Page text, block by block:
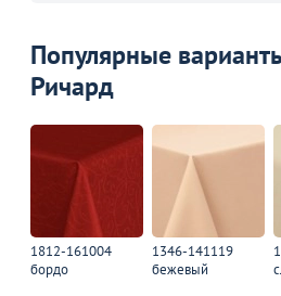
Популярные
Ричард
1812-161004
бордо
1346-141119
бежевый